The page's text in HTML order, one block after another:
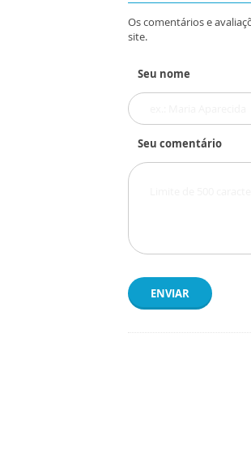
Os comentários e
site.
Seu nome
Seu comentário
ENVIAR